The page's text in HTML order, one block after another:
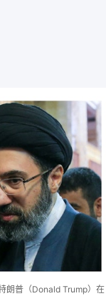
朗普（Donald Trump）在